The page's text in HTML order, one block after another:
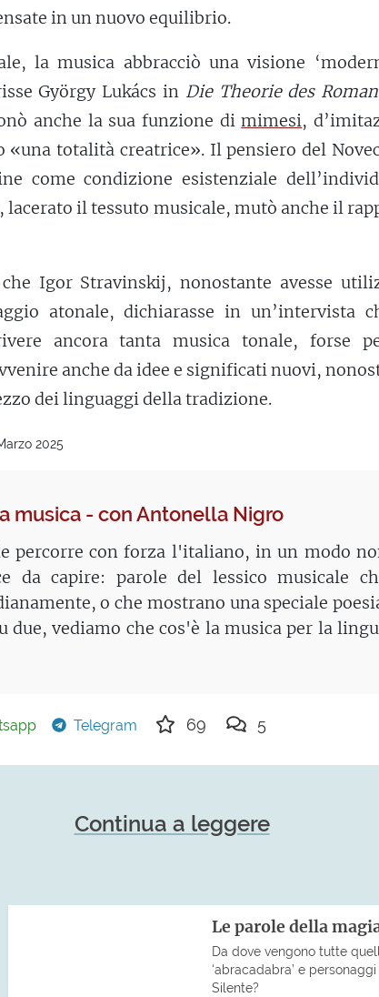
in un nuovo equilibrio.
la musica abbracciò una visione
György Lukács in Die Theorie des
anche la sua funzione dimimesi,
«una totalità creatrice». Il pensiero del
come condizione esistenziale
il tessuto musicale, mutò anche il
Igor Stravinskij, nonostante avesse
atonale, dichiarasse in un’intervista
ancora tanta musica tonale, forse
anche da idee e significati nuovi,
dei linguaggi della tradizione.
2025
musica - con Antonella Nigro
percorre con forza l'italiano, in un modo
da capire: parole del lessico musicale
o che mostrano una speciale
due, vediamo che cos'è la musica per la
Telegram 69 5
Continua a leggere
Le parole della
Da dove vengono tutte
‘abracadabra’ e
Silente?